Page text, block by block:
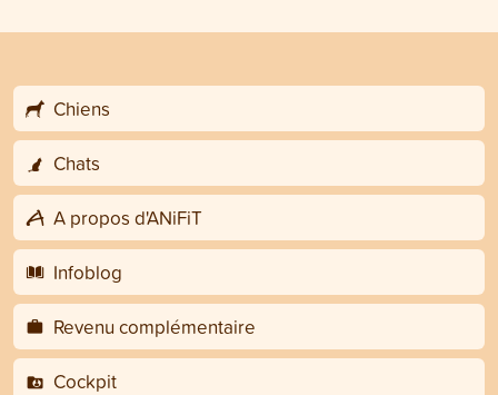
Chiens
Chats
A propos d'ANiFiT
Infoblog
Revenu complémentaire
Cockpit